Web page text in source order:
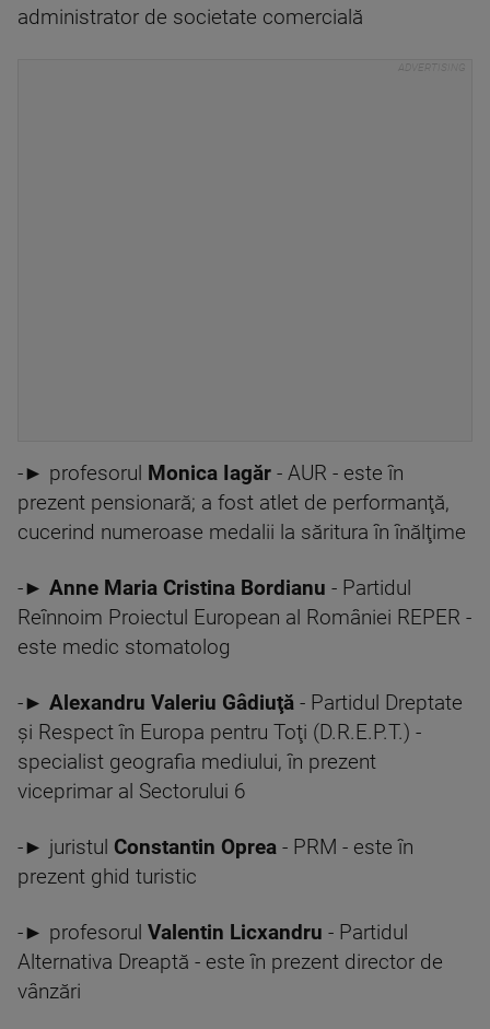
administrator de societate comercială
-► profesorul Monica Iagăr - AUR - este în
prezent pensionară; a fost atlet de performanţă,
cucerind numeroase medalii la săritura în înălţime
-► Anne Maria Cristina Bordianu - Partidul
Reînnoim Proiectul European al României REPER -
este medic stomatolog
-► Alexandru Valeriu Gâdiuţă - Partidul Dreptate
şi Respect în Europa pentru Toţi (D.R.E.P.T.) -
specialist geografia mediului, în prezent
viceprimar al Sectorului 6
-► juristul Constantin Oprea - PRM - este în
prezent ghid turistic
-► profesorul Valentin Licxandru - Partidul
Alternativa Dreaptă - este în prezent director de
vânzări